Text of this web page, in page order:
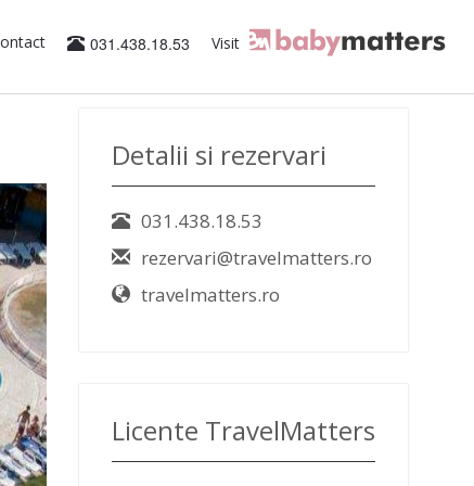
031.438.18.53 Visit
Detalii si rezervari
031.438.18.53
rezervari@travelmatters.ro
travelmatters.ro
Licente TravelMatters